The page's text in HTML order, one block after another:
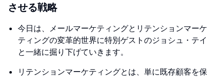
させる戦略
今日は、メールマーケティングとリテンションマーケ
ティングの変革的世界に特別ゲストのジョシュ・テイ
と一緒に掘り下げていきます。
リテンションマーケティングとは、単に既存顧客を保